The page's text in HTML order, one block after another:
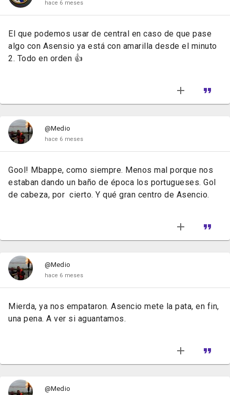
hace 6 meses
El que podemos usar de central en caso de que pase
algo con Asensio ya está con amarilla desde el minuto
2. Todo en orden 👍
@Medio
hace 6 meses
Gool! Mbappe, como siempre. Menos mal porque nos
estaban dando un baño de época los portugueses. Gol
de cabeza, por cierto. Y qué gran centro de Asencio.
@Medio
hace 6 meses
Mierda, ya nos empataron. Asencio mete la pata, en fin,
una pena. A ver si aguantamos.
@Medio